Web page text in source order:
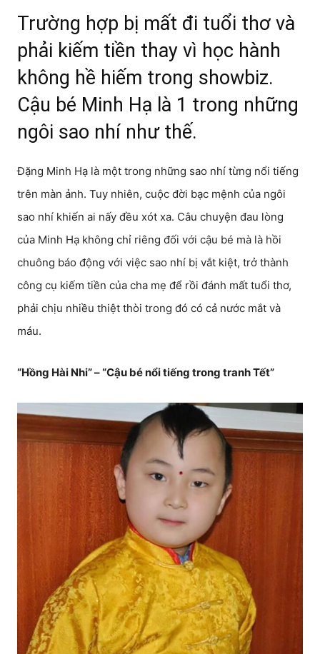
Trường hợp bị mất đi tuổi thơ và
phải kiếm tiền thay vì học hành
không hề hiếm trong showbiz.
Cậu bé Minh Hạ là 1 trong những
ngôi sao nhí như thế.
Đặng Minh Hạ là một trong những sao nhí từng nổi tiếng
trên màn ảnh. Tuy nhiên, cuộc đời bạc mệnh của ngôi
sao nhí khiến ai nấy đều xót xa. Câu chuyện đau lòng
của Minh Hạ không chỉ riêng đối với cậu bé mà là hồi
chuông báo động với việc sao nhí bị vắt kiệt, trở thành
công cụ kiếm tiền của cha mẹ để rồi đánh mất tuổi thơ,
phải chịu nhiều thiệt thòi trong đó có cả nước mắt và
máu.
“Hồng Hài Nhi” – “Cậu bé nổi tiếng trong tranh Tết”